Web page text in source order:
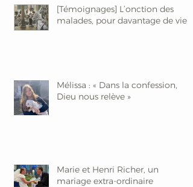
[Témoignages] L’onction des
malades, pour davantage de vie
Mélissa : « Dans la confession,
Dieu nous relève »
Marie et Henri Richer, un
mariage extra-ordinaire